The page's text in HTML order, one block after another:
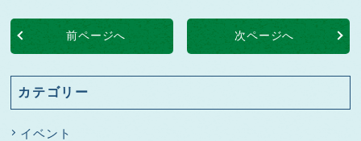
前ページへ 次ページへ
カテゴリー
イベント